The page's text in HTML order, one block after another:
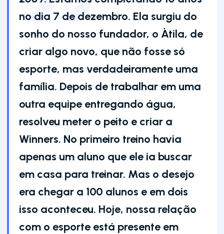
no dia 7 de dezembro. Ela surgiu do
sonho do nosso fundador, o Àtila, de
criar algo novo, que não fosse só
esporte, mas verdadeiramente uma
família. Depois de trabalhar em uma
outra equipe entregando água,
resolveu meter o peito e criar a
Winners. No primeiro treino havia
apenas um aluno que ele ia buscar
em casa para treinar. Mas o desejo
era chegar a 100 alunos e em dois
isso aconteceu. Hoje, nossa relação
com o esporte está presente em